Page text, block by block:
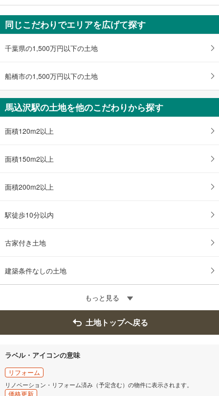
マ
イ
ペ
ー
に
存
す
る
同じこだわりでエリアを広げて探す
千葉県の1,500万円以下の土地
船橋市の1,500万円以下の土地
馬込沢駅の土地を他のこだわりから探す
面積120m2以上
面積150m2以上
面積200m2以上
駅徒歩10分以内
古家付き土地
建築条件なしの土地
もっと見る
土地トップへ戻る
ラベル・アイコンの意味
リフォーム
リノベーション・リフォーム済み（予定含む）の物件に表示されます。
価格更新